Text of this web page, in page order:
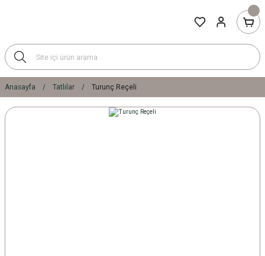
Anasayfa Tatlılar Turunç Reçeli